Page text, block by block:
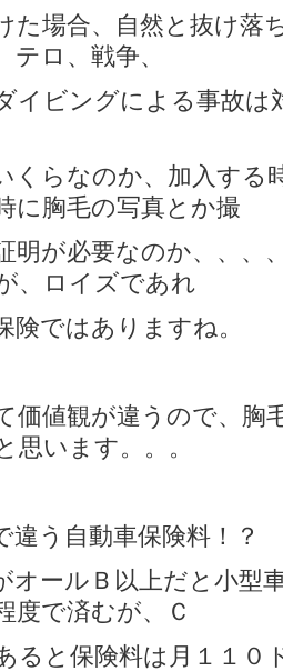
た場合、自然と抜け落
テロ、戦争、
イビングによる事故は
らなのか、加入する
に胸毛の写真とか撮
明が必要なのか、、、
、ロイズであれ
険ではありますね。
値観が違うので、胸
思います。。。
違う自動車保険料！？
ールＢ以上だと小型
度で済むが、Ｃ
ると保険料は月１１０